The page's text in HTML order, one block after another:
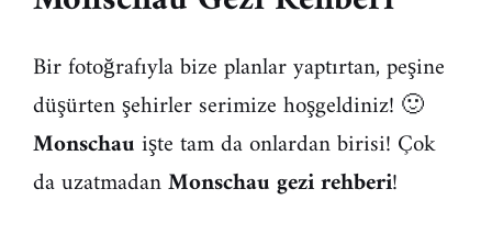
Bir fotoğrafıyla bize planlar yaptırtan, peşine
düşürten şehirler serimize hoşgeldiniz! 🙂
Monschauişte tam da onlardan birisi! Çok
da uzatmadanMonschau gezi rehberi!